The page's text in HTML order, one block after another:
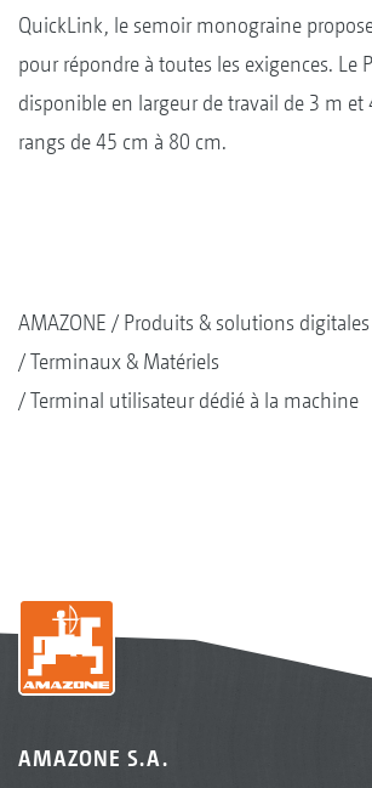
QuickLink, le semoir monograine
pour répondre à toutes les exigences. Le
disponible en largeur de travail de 3 m
rangs de 45 cm à 80 cm.
AMAZONE
Produits & solutions digitales
Terminaux & Matériels
Terminal utilisateur dédié à la machine
AMAZONE S.A.